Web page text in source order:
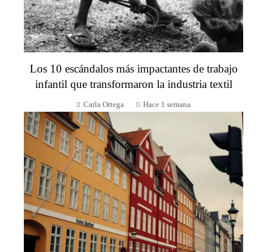
Los 10 escándalos más impactantes de trabajo
infantil que transformaron la industria textil
Carla Ortega Hace 1 semana